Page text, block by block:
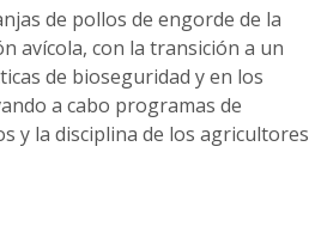
de pollos de engorde de la
avícola, con la transición a un
de bioseguridad y en los
a cabo programas de
y la disciplina de los agricultores